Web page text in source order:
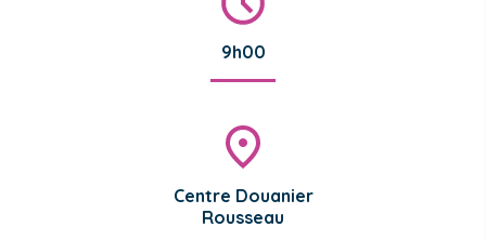
9h00
Centre Douanier
Rousseau